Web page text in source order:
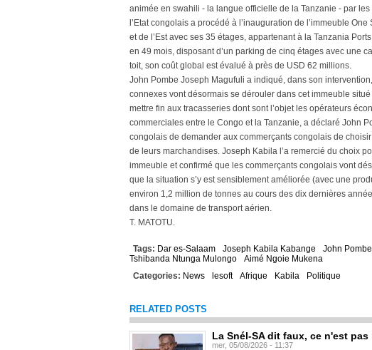
animée en swahili - la langue officielle de la Tanzanie - par
l’Etat congolais a procédé à l’inauguration de l’immeuble
et de l’Est avec ses 35 étages, appartenant à la Tanzania
en 49 mois, disposant d’un parking de cinq étages avec une
toit, son coût global est évalué à près de USD 62 millions.
John Pombe Joseph Magufuli a indiqué, dans son
connexes vont désormais se dérouler dans cet immeuble
mettre fin aux tracasseries dont sont l’objet les opérateurs
commerciales entre le Congo et la Tanzanie, a déclaré John
congolais de demander aux commerçants congolais de
de leurs marchandises. Joseph Kabila l’a remercié du choix
immeuble et confirmé que les commerçants congolais vont
que la situation s’y est sensiblement améliorée (avec une
environ 1,2 million de tonnes au cours des dix dernières
dans le domaine de transport aérien.
T. MATOTU.
Tags: Dar es-Salaam Joseph Kabila Kabange John
Tshibanda Ntunga Mulongo
Aimé Ngoie Mukena
Categories: News lesoft Afrique Kabila Politique
RELATED POSTS
La Snél-SA dit faux, ce n'est
mer, 05/08/2026 - 11:37